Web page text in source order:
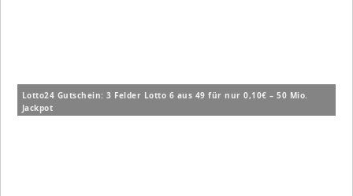
Lotto24 Gutschein: 3 Felder Lotto 6 aus 49 für nur 0,10€ – 50 Mio.
Jackpot